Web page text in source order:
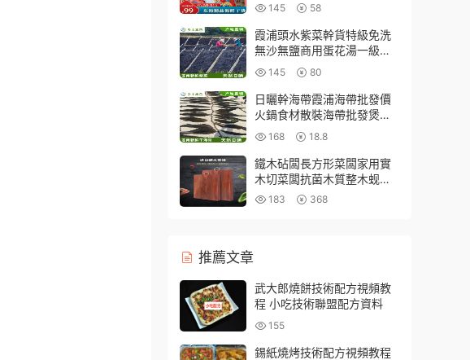
145 58
霞浦頭水紫菜幹貨特級免洗
無沙無鹽商用蛋花湯一級純
散裝福建特産
145 80
日曬幹海帶霞浦海帶批發價
火鍋食材散裝海帶批發煲湯
無沙新貨海帶
168 18.8
鐵木砧闆長方形菜闆家用實
木切菜闆抗菌木質整木蚬木
案闆面闆粘闆
183 368
推薦文章
武大郎燒餅技術配方視頻教
程 小吃技術聯盟配方資料
155
錫紙燒烤技術配方視頻教程